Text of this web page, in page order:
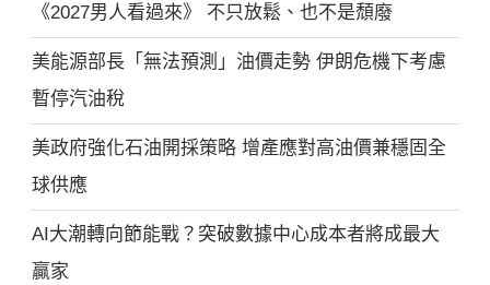
《2027男人看過來》 不只放鬆、也不是頹廢
美能源部長「無法預測」油價走勢 伊朗危機下考慮
暫停汽油稅
美政府強化石油開採策略 增產應對高油價兼穩固全
球供應
AI大潮轉向節能戰？突破數據中心成本者將成最大
贏家